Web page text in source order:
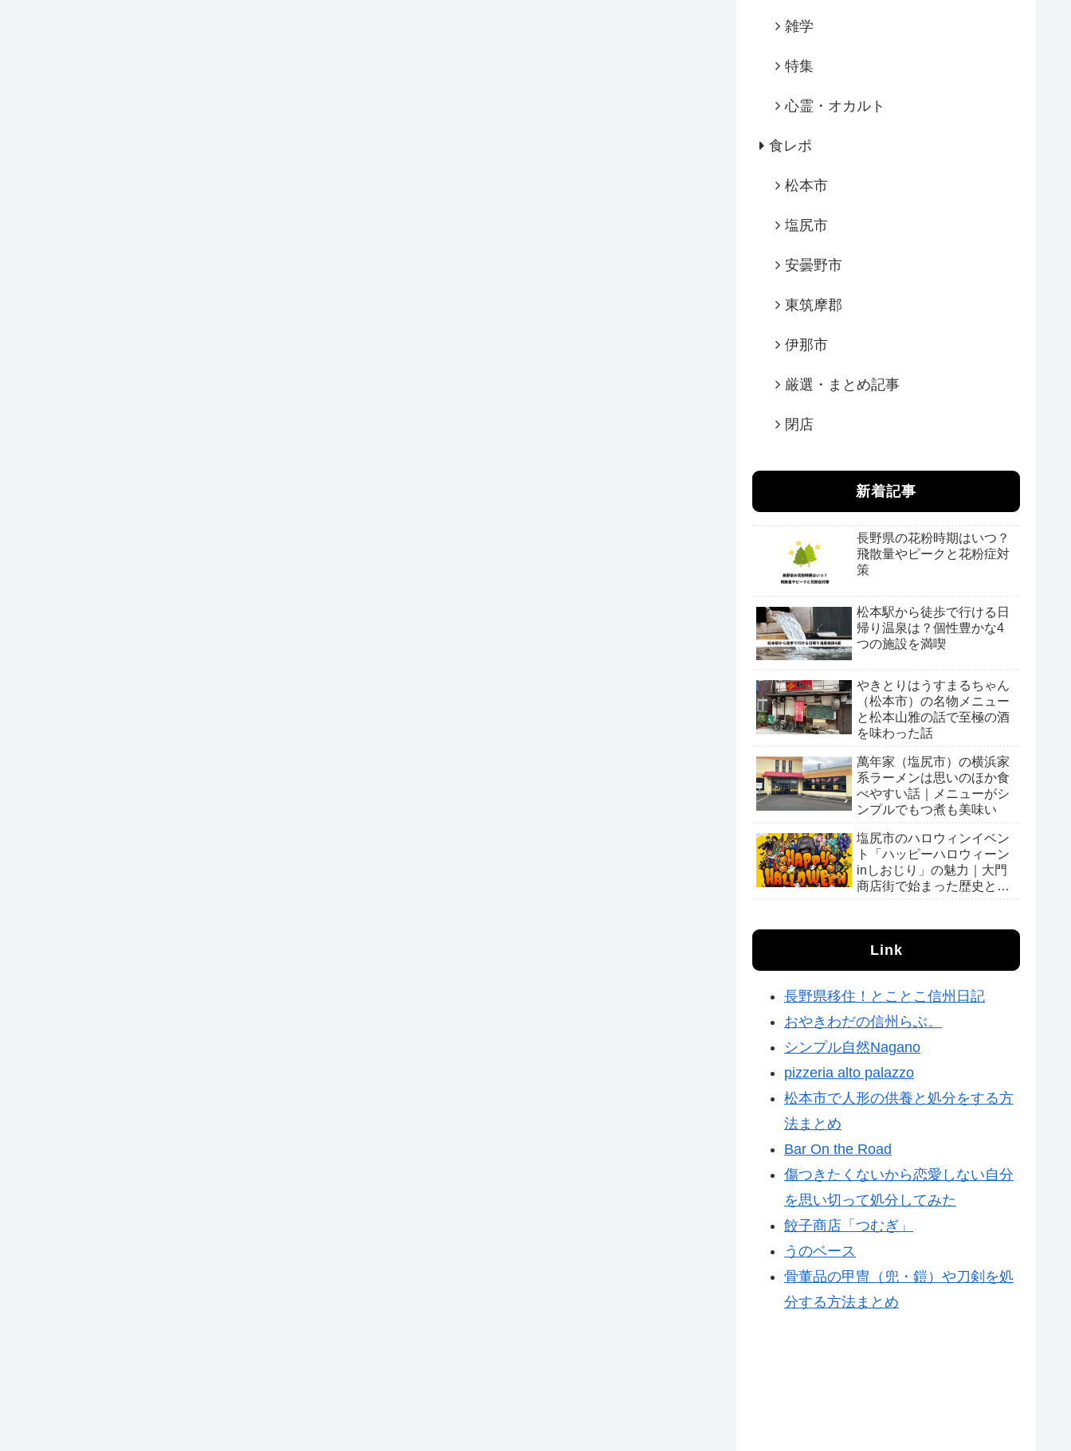
雑学
特集
心霊・オカルト
食レポ
松本市
塩尻市
安曇野市
東筑摩郡
伊那市
厳選・まとめ記事
閉店
新着記事
長野県の花粉時期はいつ？
飛散量やピークと花粉症対
策
松本駅から徒歩で行ける日
帰り温泉は？個性豊かな4
つの施設を満喫
やきとりはうすまるちゃん
（松本市）の名物メニュー
と松本山雅の話で至極の酒
を味わった話
萬年家（塩尻市）の横浜家
系ラーメンは思いのほか食
べやすい話｜メニューがシ
ンプルでもつ煮も美味い
塩尻市のハロウィンイベン
ト「ハッピーハロウィーン
inしおじり」の魅力｜大門
商店街で始まった歴史と会
Link
長野県移住！とことこ信州日記
おやきわだの信州らぶ。
シンプル自然Nagano
pizzeria alto palazzo
松本市で人形の供養と処分をする方
法まとめ
Bar On the Road
傷つきたくないから恋愛しない自分
を思い切って処分してみた
餃子商店「つむぎ」
うのベース
骨董品の甲冑（兜・鎧）や刀剣を処
分する方法まとめ